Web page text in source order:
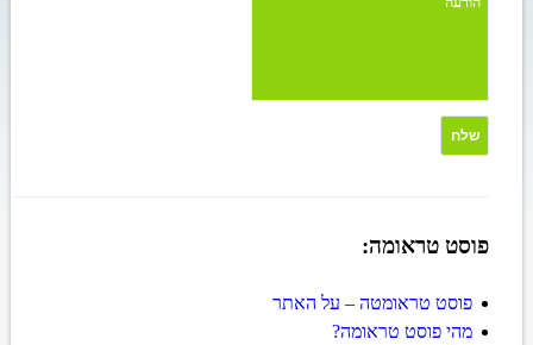
פוסט טראומה:
פוסט טראומטה – על האתר
מהי פוסט טראומה?